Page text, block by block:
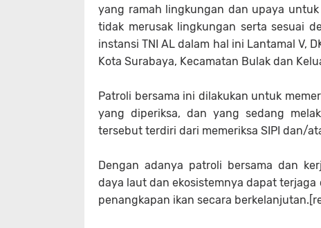
yang ramah lingkungan dan upaya
tidak merusak lingkungan serta sesuai
instansi TNI AL dalam hal ini Lantamal V,
Kota Surabaya, Kecamatan Bulak dan
Patroli bersama ini dilakukan untuk
yang diperiksa, dan yang sedang
tersebut terdiri dari memeriksa SIPI dan/
Dengan adanya patroli bersama dan
daya laut dan ekosistemnya dapat
penangkapan ikan secara